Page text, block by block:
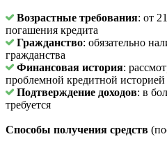
Возрастные требования: от
погашения кредита
Гражданство: обязательно
гражданства
Финансовая история:
проблемной кредитной историей
Подтверждение доходов: в
требуется
Способы получения средств